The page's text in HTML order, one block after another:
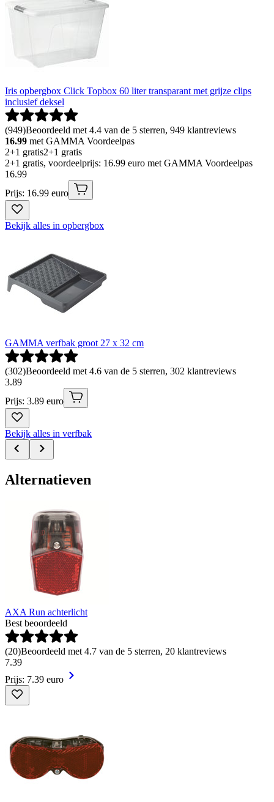
Iris opbergbox Click Topbox 60 liter transparant met grijze clips
inclusief deksel
(949)Beoordeeld met 4.4 van de 5 sterren, 949 klantreviews
16.99 met GAMMA Voordeelpas
2+1 gratis2+1 gratis
2+1 gratis, voordeelprijs: 16.99 euro met GAMMA Voordeelpas
16.99
Prijs: 16.99 euro
Bekijk alles in opbergbox
GAMMA verfbak groot 27 x 32 cm
(302)Beoordeeld met 4.6 van de 5 sterren, 302 klantreviews
3.89
Prijs: 3.89 euro
Bekijk alles in verfbak
Alternatieven
AXA Run achterlicht
Best beoordeeld
(20)Beoordeeld met 4.7 van de 5 sterren, 20 klantreviews
7.39
Prijs: 7.39 euro